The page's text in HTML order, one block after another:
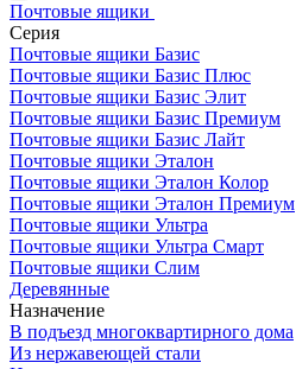
Почтовые ящики
Серия
Почтовые ящики Базис
Почтовые ящики Базис Плюс
Почтовые ящики Базис Элит
Почтовые ящики Базис Премиум
Почтовые ящики Базис Лайт
Почтовые ящики Эталон
Почтовые ящики Эталон Колор
Почтовые ящики Эталон Премиум
Почтовые ящики Ультра
Почтовые ящики Ультра Смарт
Почтовые ящики Слим
Деревянные
Назначение
В подъезд многоквартирного дома
Из нержавеющей стали